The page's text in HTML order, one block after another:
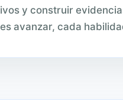
y construir
avanzar, cada